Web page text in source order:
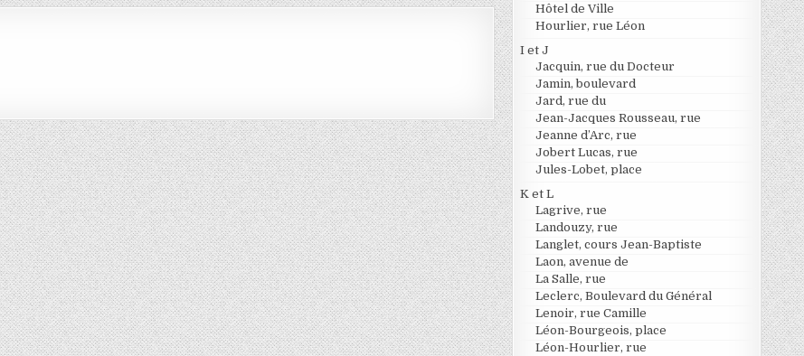
Hôtel de Ville
Hourlier, rue Léon
I et J
Jacquin, rue du Docteur
Jamin, boulevard
Jard, rue du
Jean-Jacques Rousseau, rue
Jeanne d’Arc, rue
Jobert Lucas, rue
Jules-Lobet, place
K et L
Lagrive, rue
Landouzy, rue
Langlet, cours Jean-Baptiste
Laon, avenue de
La Salle, rue
Leclerc, Boulevard du Général
Lenoir, rue Camille
Léon-Bourgeois, place
Léon-Hourlier, rue